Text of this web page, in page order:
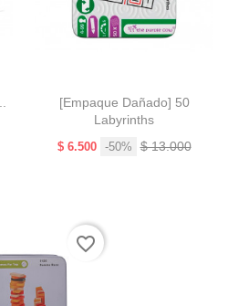
[Empaque Dañado] 50
Labyrinths
Precio
$ 6.500 -50% Precio
$ 13.000
favorite_border